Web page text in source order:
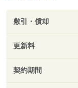
敷引・償却
更新料
契約期間